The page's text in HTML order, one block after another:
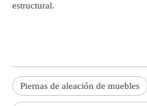
estructural.
Piernas de aleación de muebles